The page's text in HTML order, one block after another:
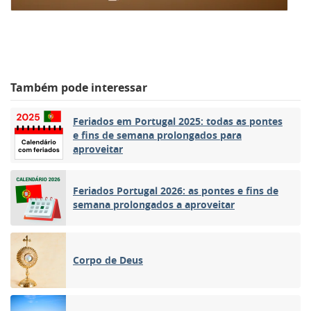
Também pode interessar
Feriados em Portugal 2025: todas as pontes
e fins de semana prolongados para
aproveitar
Feriados Portugal 2026: as pontes e fins de
semana prolongados a aproveitar
Corpo de Deus